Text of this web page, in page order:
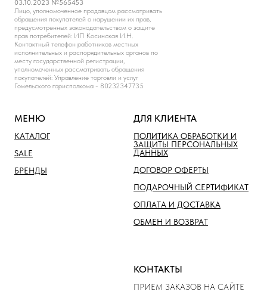
03.10.2023 №565453
Лицо, уполномоченное продавцом рассматривать
обращения покупателей о нарушении их прав,
предусмотренных законодательством о защите
прав потребителей: ИП Косинская И.Н.
Контактный телефон работников местных
исполнительных и распорядительных органов по
месту государственной регистрации,
уполномоченных рассматривать обращения
покупателей: Управление торговли и услуг
Гомельского горисполкома - 80232347735
МЕНЮ
КАТАЛОГ
SALE
БРЕНДЫ
ДЛЯ КЛИЕНТА
ПОЛИТИКА ОБРАБОТКИ И
ЗАЩИТЫ ПЕРСОНАЛЬНЫХ
ДАННЫХ
ДОГОВОР ОФЕРТЫ
ПОДАРОЧНЫЙ СЕРТИФИКАТ
ОПЛАТА И ДОСТАВКА
ОБМЕН И ВОЗВРАТ
КОНТАКТЫ
ПРИЕМ ЗАКАЗОВ НА САЙТЕ